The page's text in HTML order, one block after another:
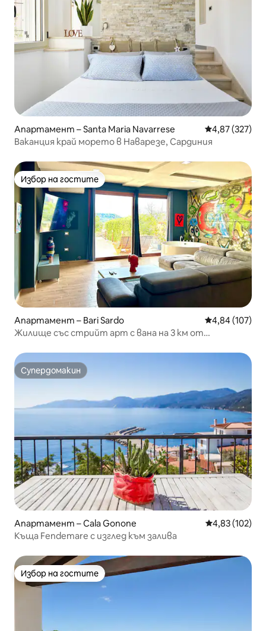
Апартамент – Santa Maria Navarrese Средна
4,87 (327)
Ваканция край морето в Наварезе, Сардиния
Избор на гостите
Избор на гостите
Апартамент – Bari Sardo Средна
4,84 (107)
Жилище със стрийт арт с вана на 3 км от
Супердомакин
Супердомакин
Апартамент – Cala Gonone Средна
4,83 (102)
Къща Fendemare с изглед към залива
Избор на гостите
Избор на гостите